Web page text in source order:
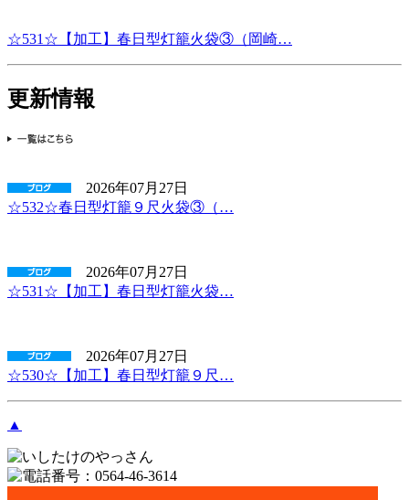
☆531☆【加工】春日型灯籠火袋③（岡崎…
更新情報
2026年07月27日
☆532☆春日型灯籠９尺火袋③（…
2026年07月27日
☆531☆【加工】春日型灯籠火袋…
2026年07月27日
☆530☆【加工】春日型灯籠９尺…
▲